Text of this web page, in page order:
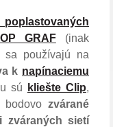
poplastovaných
GRAF(inak
sa používajú na
k napínaciemu
sú kliešte Clip,
bodovo zvárané
zváraných sietí